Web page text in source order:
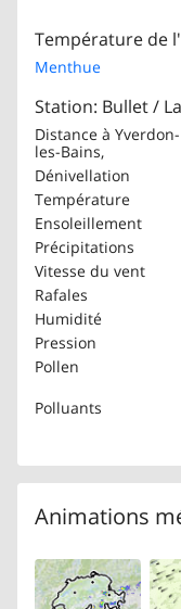
Température de
Menthue
Station: Bullet /
Distance à Yverdon-
les-Bains,
Dénivellation
Température
Ensoleillement
Précipitations
Vitesse du vent
Rafales
Humidité
Pression
Pollen
Polluants
Animations